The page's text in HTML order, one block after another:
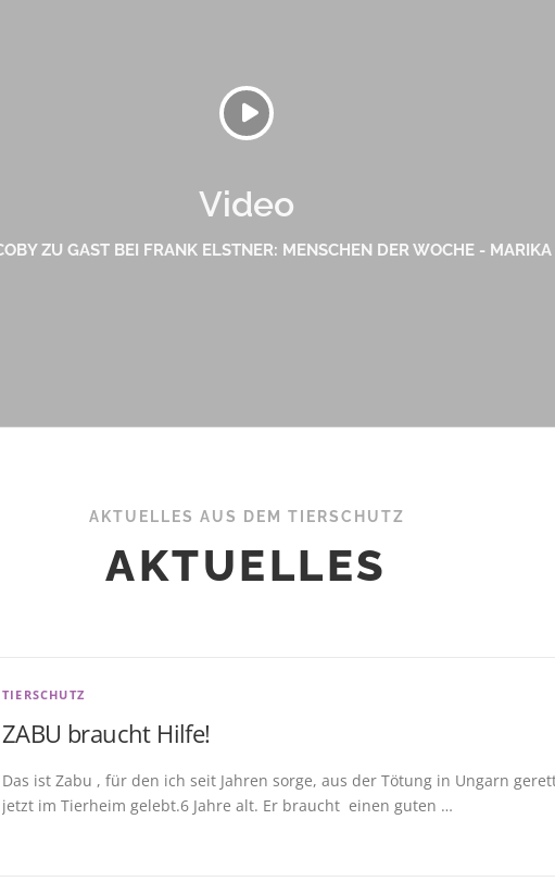
Video
ZU GAST BEI FRANK ELSTNER: MENSCHEN DER WOCHE -
AKTUELLES AUS DEM TIERSCHUTZ
AKTUELLES
TIERSCHUTZ
ZABU braucht Hilfe!
Das ist Zabu , für den ich seit Jahren sorge, aus der Tötung in Ungarn
jetzt im Tierheim gelebt.6 Jahre alt. Er braucht einen guten …